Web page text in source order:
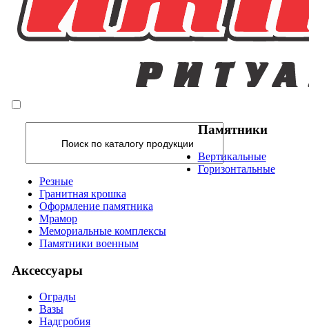
Памятники
Вертикальные
Горизонтальные
Резные
Гранитная крошка
Оформление памятника
Мрамор
Мемориальные комплексы
Памятники военным
Аксессуары
Ограды
Вазы
Надгробия